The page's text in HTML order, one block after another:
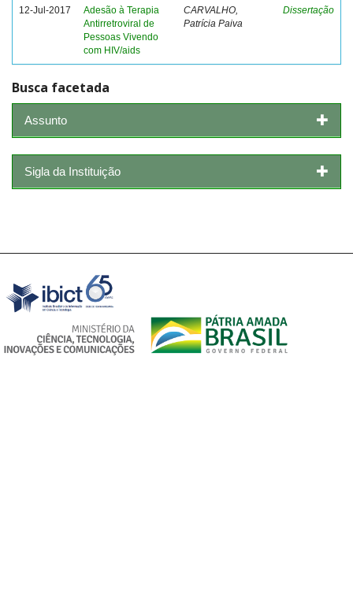
12-Jul-2017
Adesão à Terapia
Antirretroviral de
Pessoas Vivendo
com HIV/aids
CARVALHO,
Patrícia Paiva
Dissertação
Busca facetada
Assunto
Sigla da Instituição